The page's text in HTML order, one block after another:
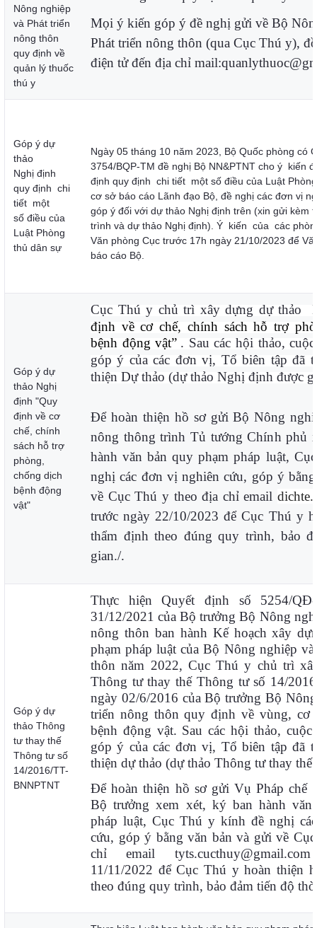
Nông nghiệp
và Phát triển
nông thôn
quy định về
quản lý thuốc
thú y
Mọi ý kiến góp ý đề nghị gửi về Bộ
Phát triển nông thôn (qua Cục Thú y),
điện tử đến địa chỉ
Góp ý dự
thảo
Nghị định
quy định chi
tiết một
số điều của
Luật Phòng
thủ dân sự
Ngày 05 tháng 10 năm 2023, Bộ Quốc phòng có
3754/BQP-TM đề nghị Bộ NN&PTNT cho ý kiến
định quy định chi tiết một số điều của Luật
cơ sở báo cáo Lãnh đạo Bộ, đề nghị các đơn vị
góp ý đối với dự thảo Nghị định trên (xin gửi kèm
trình và dự thảo Nghị định). Ý kiến của các
Văn phòng Cục trước 17h ngày 21/10/2023 để
báo cáo Bộ.
Góp ý dự
thảo Nghị
định "Quy
định về cơ
chế, chính
sách hỗ trợ
phòng,
chống dịch
bệnh động
vật"
Cục Thú y chủ trì xây dựng dự thảo
định về cơ chế, chính sách hỗ trợ
bệnh động vật” . Sau các hội thảo,
góp ý của các đơn vị, Tổ biên tập đã
thiện Dự thảo (dự thảo Nghị định được
Để hoàn thiện hồ sơ gửi Bộ Nông
nông thông trình Tủ tướng Chính phủ
hành văn bản quy phạm pháp luật,
nghị các đơn vị nghiên cứu, góp ý
về Cục Thú y theo địa chỉ email
trước ngày 22/10/2023 để Cục Thú y
thẩm định theo đúng quy trình, bảo
gian./.
Góp ý dự
thảo Thông
tư thay thế
Thông tư số
14/2016/TT-
BNNPTNT
Thực hiện Quyết định số 5254/QĐ-
31/12/2021 của Bộ trưởng Bộ Nông
nông thôn ban hành Kế hoạch xây
phạm pháp luật của Bộ Nông nghiệp
thôn năm 2022, Cục Thú y chủ trì
Thông tư thay thế Thông tư số 14/
ngày 02/6/2016 của Bộ trưởng Bộ
triển nông thôn quy định về vùng, cơ
bệnh động vật. Sau các hội thảo,
góp ý của các đơn vị, Tổ biên tập đã
thiện dự thảo (dự thảo Thông tư thay
Để hoàn thiện hồ sơ gửi Vụ Pháp chế
Bộ trưởng xem xét, ký ban hành văn
pháp luật, Cục Thú y kính đề nghị
cứu, góp ý bằng văn bản và gửi về
chỉ email
11/11/2022 để Cục Thú y hoàn thiện
theo đúng quy trình, bảo đảm tiến độ